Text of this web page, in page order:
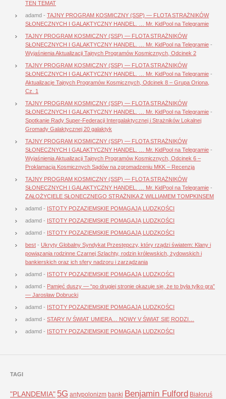
TEN TEMAT
adamd - TAJNY PROGRAM KOSMICZNY (SSP) — FLOTA STRAŻNIKÓW
SŁONECZNYCH I GALAKTYCZNY HANDEL. … Mr. KidPool na Telegramie
TAJNY PROGRAM KOSMICZNY (SSP) — FLOTA STRAŻNIKÓW
SŁONECZNYCH I GALAKTYCZNY HANDEL. … Mr. KidPool na Telegramie -
Wyjaśnienia Aktualizacji Tajnych Programów Kosmicznych, Odcinek 2
TAJNY PROGRAM KOSMICZNY (SSP) — FLOTA STRAŻNIKÓW
SŁONECZNYCH I GALAKTYCZNY HANDEL. … Mr. KidPool na Telegramie -
Aktualizacje Tajnych Programów Kosmicznych, Odcinek 8 – Grupa Oriona,
Cz. 1
TAJNY PROGRAM KOSMICZNY (SSP) — FLOTA STRAŻNIKÓW
SŁONECZNYCH I GALAKTYCZNY HANDEL. … Mr. KidPool na Telegramie -
Spotkanie Rady Super-Federacji Intergalaktycznej i Strażników Lokalnej
Gromady Galaktycznej 20 galaktyk
TAJNY PROGRAM KOSMICZNY (SSP) — FLOTA STRAŻNIKÓW
SŁONECZNYCH I GALAKTYCZNY HANDEL. … Mr. KidPool na Telegramie -
Wyjaśnienia Aktualizacji Tajnych Programów Kosmicznych, Odcinek 6 –
Proklamacja Kosmicznych Sądów na zgromadzeniu MKK – Recenzja
TAJNY PROGRAM KOSMICZNY (SSP) — FLOTA STRAŻNIKÓW
SŁONECZNYCH I GALAKTYCZNY HANDEL. … Mr. KidPool na Telegramie -
ZAŁOŻYCIELE SŁONECZNEGO STRAŻNIKA Z WILLIAMEM TOMPKINSEM
adamd - ISTOTY POZAZIEMSKIE POMAGAJĄ LUDZKOŚCI
adamd - ISTOTY POZAZIEMSKIE POMAGAJĄ LUDZKOŚCI
adamd - ISTOTY POZAZIEMSKIE POMAGAJĄ LUDZKOŚCI
best - Ukryty Globalny Syndykat Przestępczy, który rządzi światem: Klany i
powiązania rodzinne Czarnej Szlachty, rodzin królewskich, żydowskich i
bankierskich oraz ich sfery nadzoru i zarządzania
adamd - ISTOTY POZAZIEMSKIE POMAGAJĄ LUDZKOŚCI
adamd - Pamięć duszy — “po drugiej stronie okazuje się, że to była tylko gra”
— Jarosław Dobrucki
adamd - ISTOTY POZAZIEMSKIE POMAGAJĄ LUDZKOŚCI
adamd - STARY IV ŚWIAT UMIERA… NOWY V ŚWIAT SIĘ RODZI…
adamd - ISTOTY POZAZIEMSKIE POMAGAJĄ LUDZKOŚCI
TAGI
"PLANDEMIA" 5G antypolonizm banki Benjamin Fulford Białoruś